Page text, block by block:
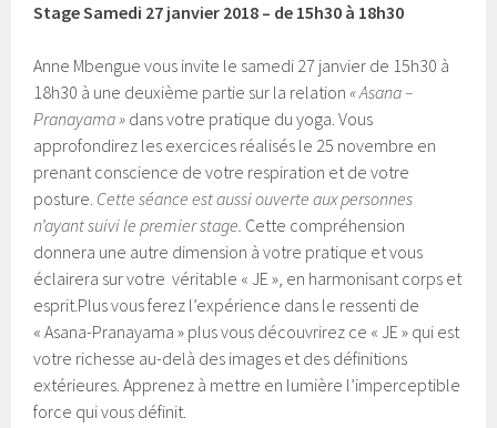
Stage Samedi 27 janvier 2018 – de 15h30 à 18h30
Anne Mbengue vous invite le samedi 27 janvier de 15h30 à
18h30 à une deuxième partie sur la relation« Asana –
Pranayama » dans votre pratique du yoga. Vous
approfondirez les exercices réalisés le 25 novembre en
prenant conscience de votre respiration et de votre
posture. Cette séance est aussi ouverte aux personnes
n’ayant suivi le premier stage. Cette compréhension
donnera une autre dimension à votre pratique et vous
éclairera sur votre véritable « JE », en harmonisant corps et
esprit.Plus vous ferez l’expérience dans le ressenti de
« Asana-Pranayama » plus vous découvrirez ce « JE » qui est
votre richesse au-delà des images et des définitions
extérieures. Apprenez à mettre en lumière l’imperceptible
force qui vous définit.